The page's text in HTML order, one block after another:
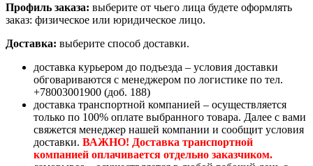
Профиль заказа: выберите от чьего лица будете оформлять
заказ: физическое или юридическое лицо.
Доставка: выберите способ доставки.
доставка курьером до подъезда – условия доставки
обговариваются с менеджером по логистике по тел.
+78003001900 (доб. 188)
доставка транспортной компанией – осуществляется
только по 100% оплате выбранного товара. Далее с вами
свяжется менеджер нашей компании и сообщит условия
доставки. ВАЖНО! Доставка транспортной
компанией оплачивается отдельно заказчиком.